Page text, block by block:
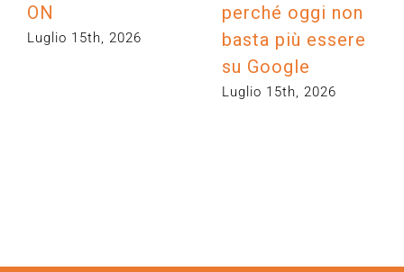
ON
Luglio 15th, 2026
perché oggi non
basta più essere
su Google
Luglio 15th, 2026